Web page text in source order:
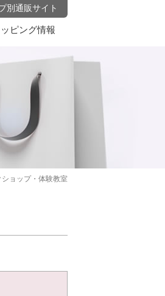
別通販サイト
ピング情報
ショップ・体験教室